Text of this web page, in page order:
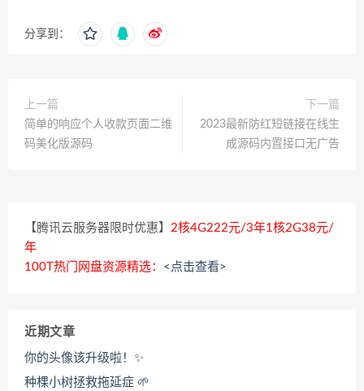
分享到：
上一篇
简单的响应个人收款页面二维
码美化版源码
下一篇
2023最新防红短链接在线生
成源码内置接口无广告
【腾讯云服务器限时优惠】 2核4G222元/3年1核2G38元/
年
100T热门网盘资源精选： <点击查看>
近期文章
你的头像该升级啦！✨
种棵小树拯救拖延症 🌱